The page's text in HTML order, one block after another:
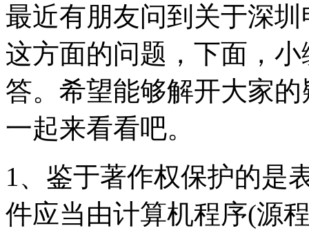
最近有朋友问到关于深
这方面的问题，下面，
答。希望能够解开大家
一起来看看吧。
1、鉴于著作权保护的是
件应当由计算机程序(源